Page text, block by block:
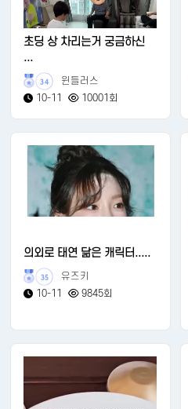
초딩 상 차리는거 궁금하신
...
34
윈들러스
10-11
10001회
의외로 태연 닮은 캐릭터.....
35
유즈키
10-11
9845회